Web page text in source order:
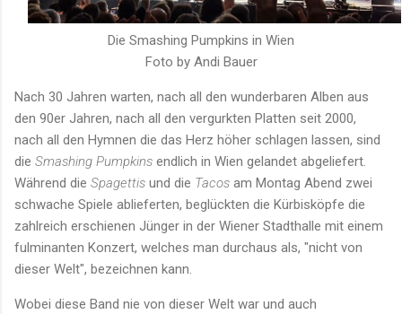
Die Smashing Pumpkins in Wien
Foto by Andi Bauer
Nach 30 Jahren warten, nach all den wunderbaren Alben aus
den 90er Jahren, nach all den vergurkten Platten seit 2000,
nach all den Hymnen die das Herz höher schlagen lassen, sind
die Smashing Pumpkins endlich in Wien gelandet abgeliefert.
Während die Spagettis und die Tacos am Montag Abend zwei
schwache Spiele ablieferten, beglückten die Kürbisköpfe die
zahlreich erschienen Jünger in der Wiener Stadthalle mit einem
fulminanten Konzert, welches man durchaus als, "nicht von
dieser Welt", bezeichnen kann.
Wobei diese Band nie von dieser Welt war und auch